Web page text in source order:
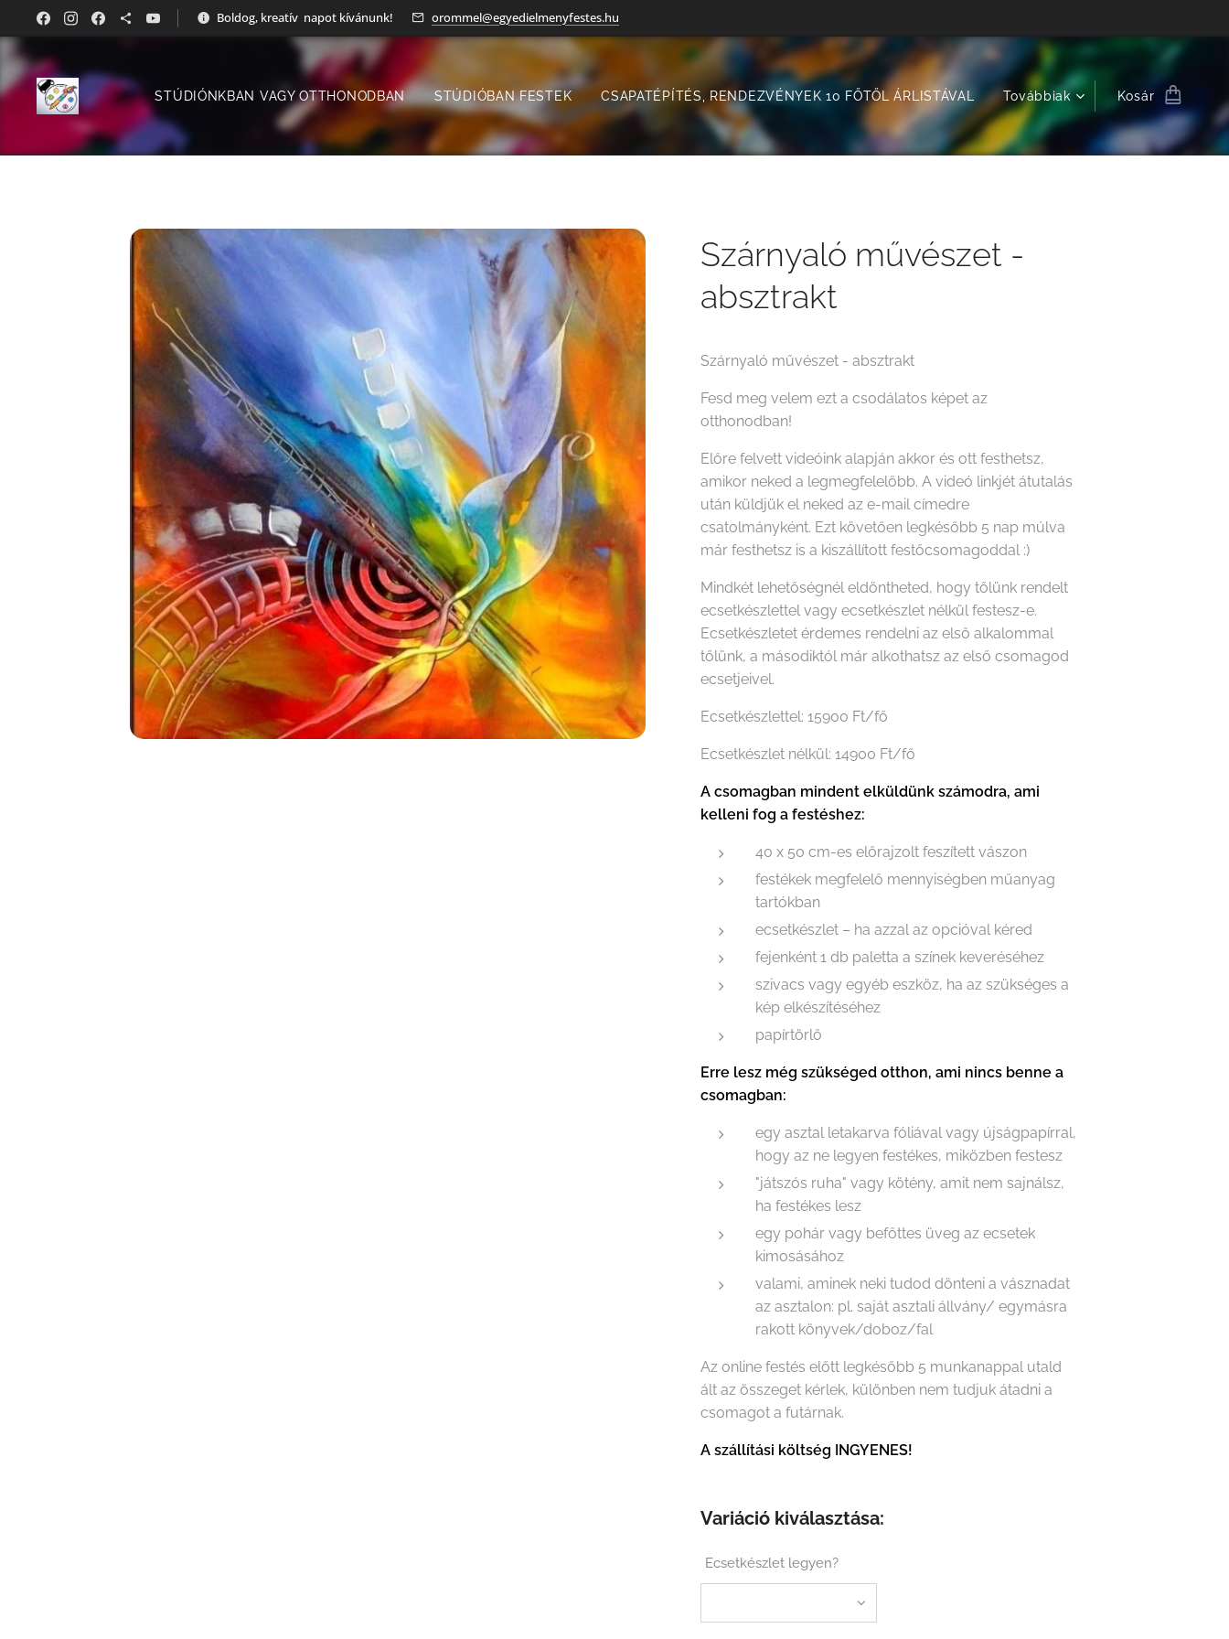
Boldog, kreatív napot kívánunk! orommel@egyedielmenyfestes.hu
STÚDIÓNKBAN VAGY OTTHONODBAN STÚDIÓBAN FESTEK CSAPATÉPÍTÉS, RENDEZVÉNYEK 10 FŐTŐL ÁRLISTÁVAL Továbbiak Kosár
Szárnyaló művészet -
absztrakt
Szárnyaló művészet - absztrakt
Fesd meg velem ezt a csodálatos képet az
otthonodban!
Előre felvett videóink alapján akkor és ott festhetsz,
amikor neked a legmegfelelőbb. A videó linkjét átutalás
után küldjük el neked az e-mail címedre
csatolmányként. Ezt követően legkésőbb 5 nap múlva
már festhetsz is a kiszállított festőcsomagoddal :)
Mindkét lehetőségnél eldöntheted, hogy tőlünk rendelt
ecsetkészlettel vagy ecsetkészlet nélkül festesz-e.
Ecsetkészletet érdemes rendelni az első alkalommal
tőlünk, a másodiktól már alkothatsz az első csomagod
ecsetjeivel.
Ecsetkészlettel: 15900 Ft/fő
Ecsetkészlet nélkül: 14900 Ft/fő
A csomagban mindent elküldünk számodra, ami
kelleni fog a festéshez:
40 x 50 cm-es előrajzolt feszített vászon
festékek megfelelő mennyiségben műanyag
tartókban
ecsetkészlet – ha azzal az opcióval kéred
fejenként 1 db paletta a színek keveréséhez
szivacs vagy egyéb eszköz, ha az szükséges a
kép elkészítéséhez
papírtörlő
Erre lesz még szükséged otthon, ami nincs benne a
csomagban:
egy asztal letakarva fóliával vagy újságpapírral,
hogy az ne legyen festékes, miközben festesz
"játszós ruha" vagy kötény, amit nem sajnálsz,
ha festékes lesz
egy pohár vagy befőttes üveg az ecsetek
kimosásához
valami, aminek neki tudod dönteni a vásznadat
az asztalon: pl. saját asztali állvány/ egymásra
rakott könyvek/doboz/fal
Az online festés előtt legkésőbb 5 munkanappal utald
ált az összeget kérlek, különben nem tudjuk átadni a
csomagot a futárnak.
A szállítási költség INGYENES!
Variáció kiválasztása:
Ecsetkészlet legyen?